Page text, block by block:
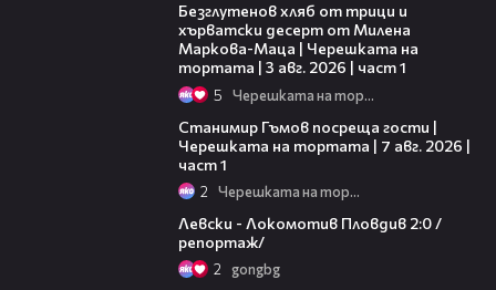
Безглутенов хляб от трици и
хърватски десерт от Милена
Маркова-Маца | Черешката на
тортата | 3 авг. 2026 | част 1
5 Черешката на тортата
Станимир Гъмов посреща гости |
Черешката на тортата | 7 авг. 2026 |
част 1
2 Черешката на тортата
Левски - Локомотив Пловдив 2:0 /
репортаж/
2 gongbg